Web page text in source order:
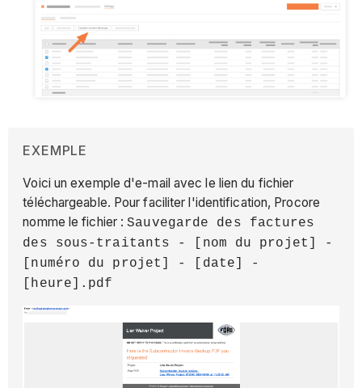
EXEMPLE
Voici un exemple d'e-mail avec le lien du fichier
téléchargeable. Pour faciliter l'identification, Procore
nomme le fichier :Sauvegarde des factures
des sous-traitants - [nom du projet] -
[numéro du projet] - [date] -
[heure].pdf